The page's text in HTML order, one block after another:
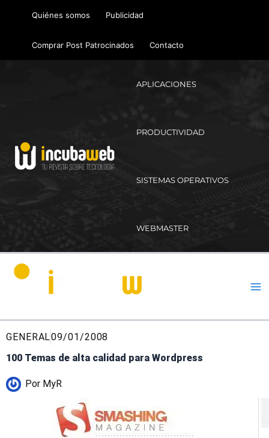
Quiénes somos Publicidad
Comprar Post Patrocinados Contacto
APLICACIONES
PRODUCTIVIDAD
SISTEMAS OPERATIVOS
WEBMASTER
GENERAL09/01/2008
100 Temas de alta calidad para Wordpress
Por MyR